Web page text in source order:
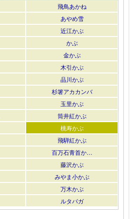
飛鳥あかね
あやめ雪
近江かぶ
かぶ
金かぶ
木引かぶ
品川かぶ
杉箸アカカンバ
玉里かぶ
筒井紅かぶ
桃寿かぶ
飛騨紅かぶ
百万石青首か…
藤沢かぶ
みやま小かぶ
万木かぶ
ルタバガ